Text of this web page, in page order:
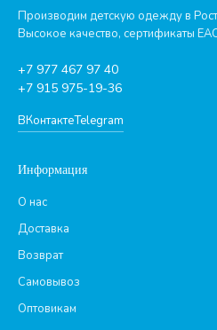
Производим детскую одежду в
Высокое качество, сертификаты
+7 977 467 97 40
+7 915 975-19-36
ВКонтактеTelegram
Информация
О нас
Доставка
Возврат
Самовывоз
Оптовикам